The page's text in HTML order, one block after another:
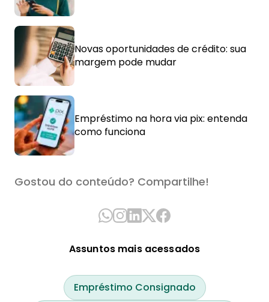
Novas oportunidades de crédito: sua
margem pode mudar
Empréstimo na hora via pix: entenda
como funciona
Gostou do conteúdo? Compartilhe!
Assuntos mais acessados
Empréstimo Consignado